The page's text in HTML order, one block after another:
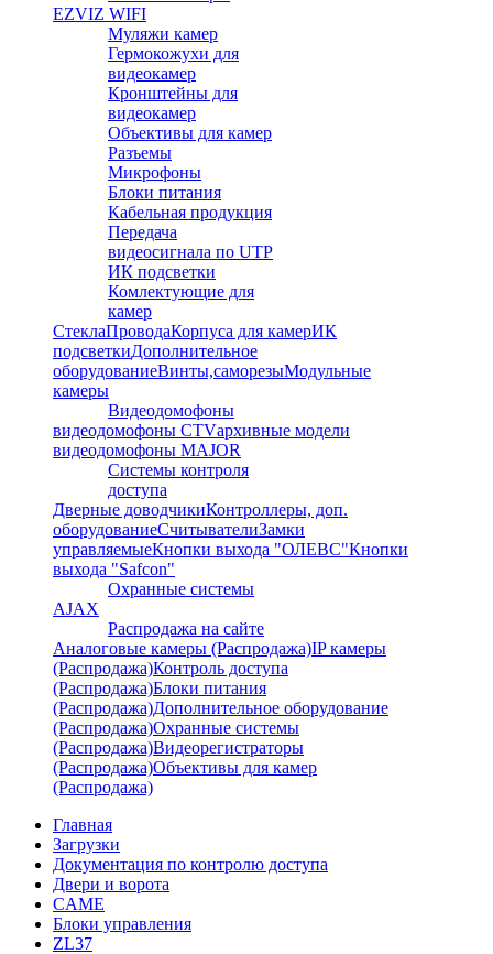
EZVIZ WIFI
Муляжи камер
Гермокожухи для
видеокамер
Кронштейны для
видеокамер
Объективы для камер
Разъемы
Микрофоны
Блоки питания
Кабельная продукция
Передача
видеосигнала по UTP
ИК подсветки
Комлектующие для
камер
СтеклаПроводаКорпуса для камерИК
подсветкиДополнительное
оборудованиеВинты,саморезыМодульные
камеры
Видеодомофоны
видеодомофоны CTVархивные модели
видеодомофоны MAJOR
Системы контроля
доступа
Дверные доводчикиКонтроллеры, доп.
оборудованиеСчитывателиЗамки
управляемыеКнопки выхода "ОЛЕВС"Кнопки
выхода "Safcon"
Охранные системы
AJAX
Распродажа на сайте
Аналоговые камеры (Распродажа)IP камеры
(Распродажа)Контроль доступа
(Распродажа)Блоки питания
(Распродажа)Дополнительное оборудование
(Распродажа)Охранные системы
(Распродажа)Видеорегистраторы
(Распродажа)Объективы для камер
(Распродажа)
Главная
Загрузки
Документация по контролю доступа
Двери и ворота
CAME
Блоки управления
ZL37